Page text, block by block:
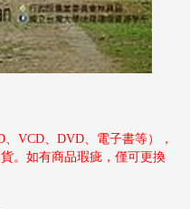
VCD、DVD、電子書等），
。如有商品瑕疵，僅可更換